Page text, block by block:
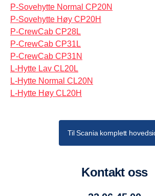
P-Sovehytte Normal CP20N
P-Sovehytte Høy CP20H
P-CrewCab CP28L
P-CrewCab CP31L
P-CrewCab CP31N
L-Hytte Lav CL20L
L-Hytte Normal CL20N
L-Hytte Høy CL20H
Til Scania komplett
Kontakt oss